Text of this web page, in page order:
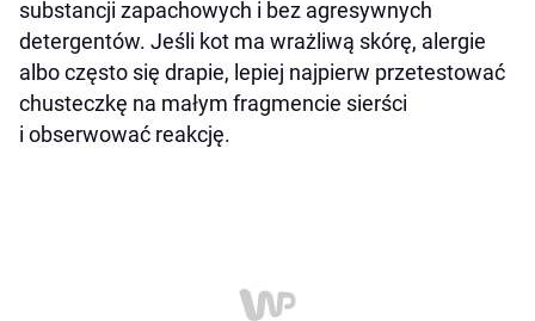
substancji zapachowych i bez agresywnych
detergentów. Jeśli kot ma wrażliwą skórę, alergie
albo często się drapie, lepiej najpierw przetestować
chusteczkę na małym fragmencie sierści
i obserwować reakcję.